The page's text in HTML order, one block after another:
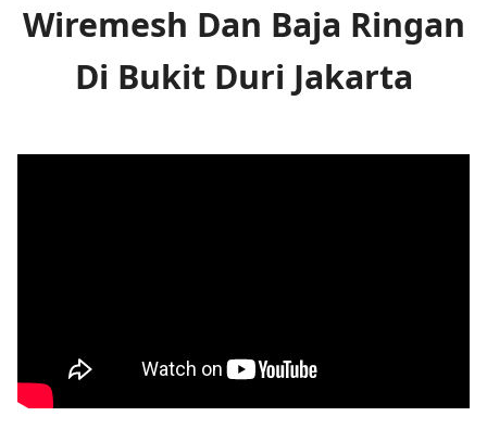
Wiremesh Dan Baja Ringan
Di Bukit Duri Jakarta